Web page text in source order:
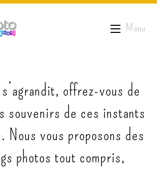
Menu
offrez-vous de
souvenirs de ces instants
Nous vous proposons des
photos tout compris,